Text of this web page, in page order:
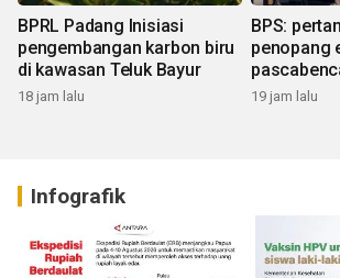
BPRL Padang Inisiasi
pengembangan karbon biru
di kawasan Teluk Bayur
18 jam lalu
BPS:
penopang
19 jam lalu
Infografik